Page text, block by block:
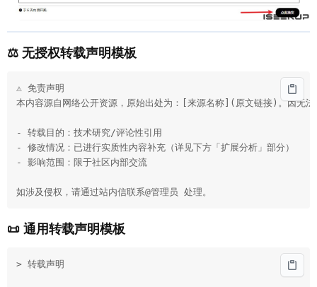
⚖️ 无授权转载声明模板
⚠ 免责声明
本内容源自网络公开资源，原始出处为：[来源名称](原文链接)。因无
- 转载目的：技术研究/评论性引用
- 修改情况：已进行实质性内容补充（详见下方「扩展分析」部分）
- 影响范围：限于社区内部交流
如涉及侵权，请通过站内信联系@管理员 处理。
📜 通用转载声明模板
> 转载声明